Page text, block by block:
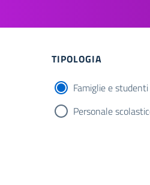
Filtri
TIPOLOGIA
Famiglie e studenti
Personale